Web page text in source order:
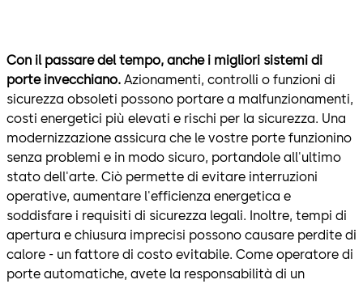
Con il passare del tempo, anche i migliori sistemi di
porte invecchiano. Azionamenti, controlli o funzioni di
sicurezza obsoleti possono portare a malfunzionamenti,
costi energetici più elevati e rischi per la sicurezza. Una
modernizzazione assicura che le vostre porte funzionino
senza problemi e in modo sicuro, portandole all'ultimo
stato dell'arte. Ciò permette di evitare interruzioni
operative, aumentare l'efficienza energetica e
soddisfare i requisiti di sicurezza legali. Inoltre, tempi di
apertura e chiusura imprecisi possono causare perdite di
calore - un fattore di costo evitabile. Come operatore di
porte automatiche, avete la responsabilità di un